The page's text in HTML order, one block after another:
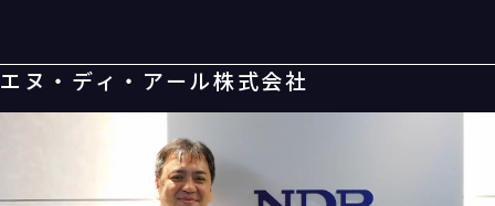
エヌ・ディ・アール株式会社